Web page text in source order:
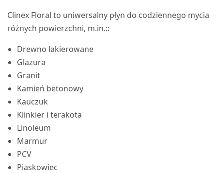
Clinex Floral to uniwersalny płyn do codziennego mycia
różnych powierzchni, m.in.::
Drewno lakierowane
Glazura
Granit
Kamień betonowy
Kauczuk
Klinkier i terakota
Linoleum
Marmur
PCV
Piaskowiec